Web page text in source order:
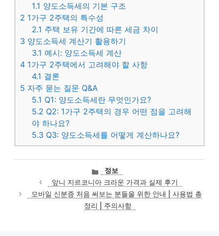
1.1 양도소득세의 기본 구조
2 1가구 2주택의 특수성
2.1 주택 보유 기간에 따른 세금 차이
3 양도소득세 계산기 활용하기
3.1 예시: 양도소득세 계산
4 1가구 2주택에서 고려해야 할 사항
4.1 결론
5 자주 묻는 질문 Q&A
5.1 Q1: 양도소득세란 무엇인가요?
5.2 Q2: 1가구 2주택의 경우 어떤 점을 고려해
야 하나요?
5.3 Q3: 양도소득세를 어떻게 계산하나요?
카
테
고
리
정보
앞니 지르코니아 크라운 가격과 실제 후기
모바일 신분증 처음 써보는 분들을 위한 안내 | 사용법 총
정리 | 주의사항